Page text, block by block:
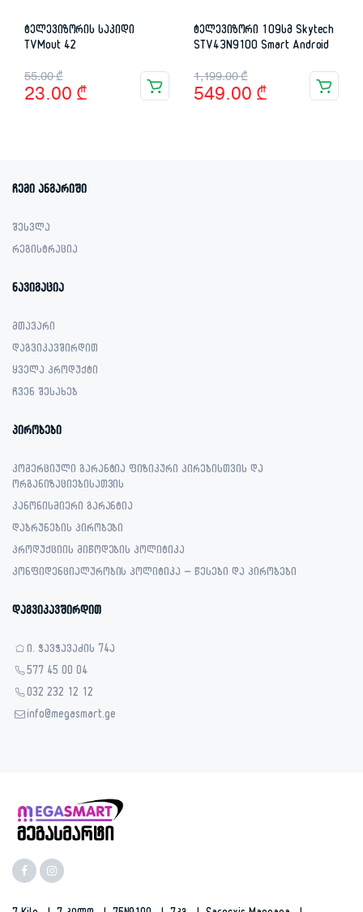
ტელევიზორის საკიდი
TVMout 42
55.00₾
Original
price
23.00 ₾
Current
price
ტელევიზორი 109სმ Skytech
STV43N9100 Smart Android
1,199.00₾
Original
price
549.00 ₾
Current
price
ჩემი ანგარიში
შესვლა
რეგისტრაცია
ნავიგაცია
მთავარი
დაგვიკავშირდით
ყველა პროდუქტი
ჩვენ შესახებ
პირობები
კომერციული გარანტია ფიზიკური პირებისთვის და
ორგანიზაციებისათვის
კანონისმიერი გარანტია
დაბრუნების პირობები
პროდუქციის მიწოდების პოლიტიკა
კონფიდენციალურობის პოლიტიკა – წესები და პირობები
დაგვიკავშირდით
ი. ჭავჭავაძის 74ა
577 45 00 04
032 232 12 12
info@megasmart.ge